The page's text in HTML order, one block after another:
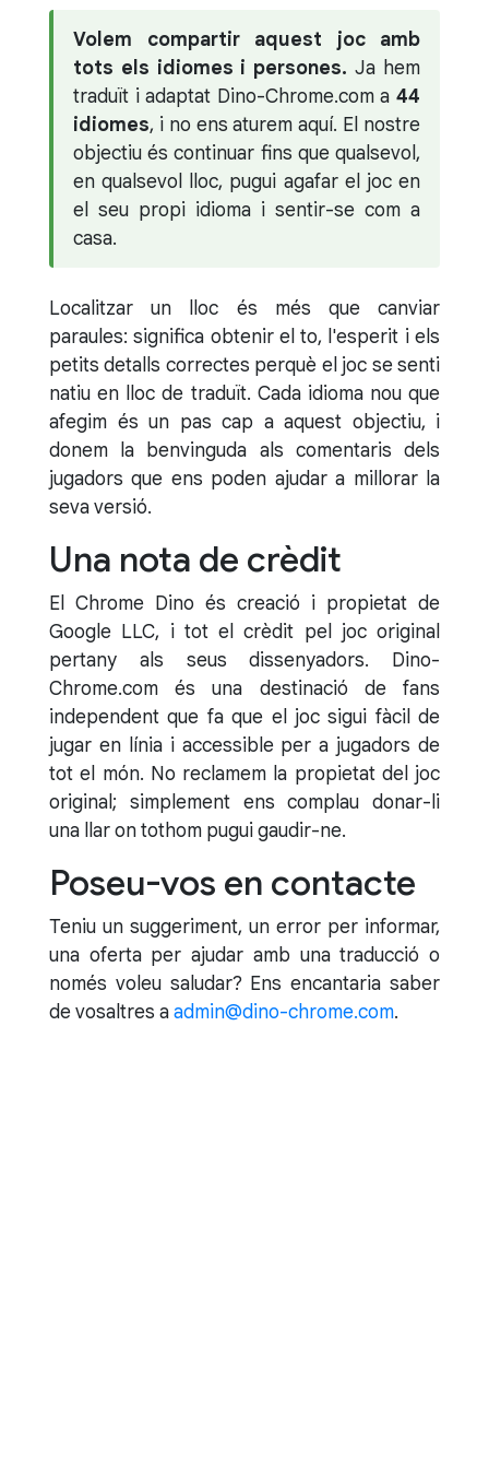
Volem compartir aquest joc amb
tots els idiomes i persones. Ja hem
traduït i adaptat Dino-Chrome.com a 44
idiomes, i no ens aturem aquí. El nostre
objectiu és continuar fins que qualsevol,
en qualsevol lloc, pugui agafar el joc en
el seu propi idioma i sentir-se com a
casa.
Localitzar un lloc és més que canviar
paraules: significa obtenir el to, l'esperit i els
petits detalls correctes perquè el joc se senti
natiu en lloc de traduït. Cada idioma nou que
afegim és un pas cap a aquest objectiu, i
donem la benvinguda als comentaris dels
jugadors que ens poden ajudar a millorar la
seva versió.
Una nota de crèdit
El Chrome Dino és creació i propietat de
Google LLC, i tot el crèdit pel joc original
pertany als seus dissenyadors. Dino-
Chrome.com és una destinació de fans
independent que fa que el joc sigui fàcil de
jugar en línia i accessible per a jugadors de
tot el món. No reclamem la propietat del joc
original; simplement ens complau donar-li
una llar on tothom pugui gaudir-ne.
Poseu-vos en contacte
Teniu un suggeriment, un error per informar,
una oferta per ajudar amb una traducció o
només voleu saludar? Ens encantaria saber
de vosaltres aadmin@dino-chrome.com.